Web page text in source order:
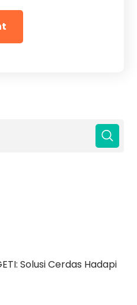
Solusi Cerdas Hadapi